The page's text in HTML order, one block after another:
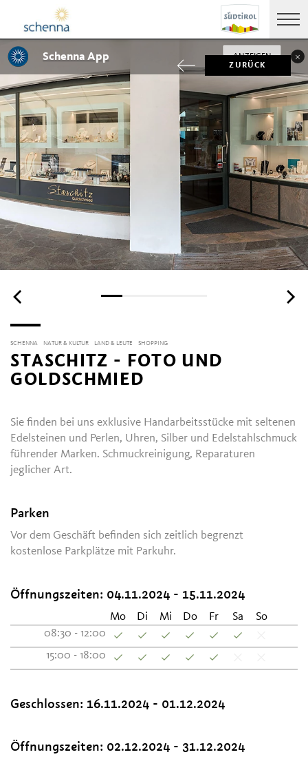
ZURÜCK
SCHENNA NATUR & KULTUR LAND & LEUTE SHOPPING
STASCHITZ - FOTO UND
GOLDSCHMIED
Sie finden bei uns exklusive Handarbeitsstücke mit seltenen
Edelsteinen und Perlen, Uhren, Silber und Edelstahlschmuck
führender Marken. Schmuckreinigung, Reparaturen
jeglicher Art.
Parken
Vor dem Geschäft befinden sich zeitlich begrenzt
kostenlose Parkplätze mit Parkuhr.
Öffnungszeiten: 04.11.2024 - 15.11.2024
Mo Di Mi Do Fr Sa
So
08:30 - 12:00
15:00 - 18:00
Geschlossen: 16.11.2024 - 01.12.2024
Öffnungszeiten: 02.12.2024 - 31.12.2024
Schenna App ANZEIGEN